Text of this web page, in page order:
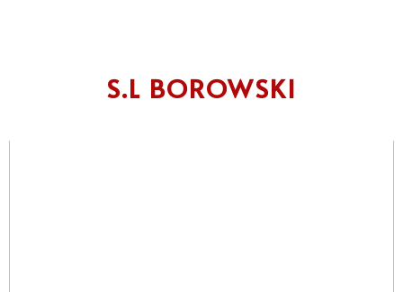
S.L BOROWSKI